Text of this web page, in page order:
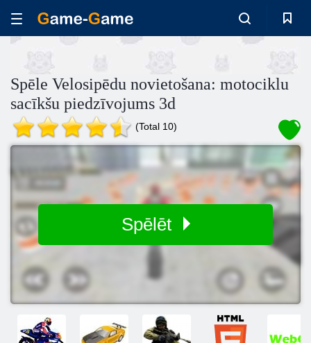
Spēle Velosipēdu novietošana: motociklu
sacīkšu piedzīvojums 3d
(Total 10)
Spēlēt